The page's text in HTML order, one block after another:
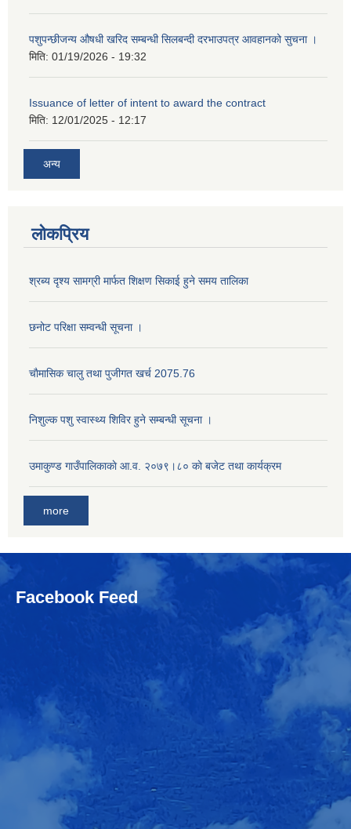
पशुपन्छीजन्य औषधी खरिद सम्बन्धी सिलबन्दी दरभाउपत्र आवहानको सुचना ।
मिति: 01/19/2026 - 19:32
Issuance of letter of intent to award the contract
मिति: 12/01/2025 - 12:17
अन्य
लोकप्रिय
श्रब्य दृश्य सामग्री मार्फत शिक्षण सिकाई हुने समय तालिका
छनोट परिक्षा सम्वन्धी सूचना ।
चाैमासिक चालु तथा पुजीगत खर्च 2075.76
निशुल्क पशु स्वास्थ्य शिविर हुने सम्बन्धी सूचना ।
उमाकुण्ड गाउँपालिकाकाे आ.व. २०७९।८० काे बजेट तथा कार्यक्रम
more
Facebook Feed